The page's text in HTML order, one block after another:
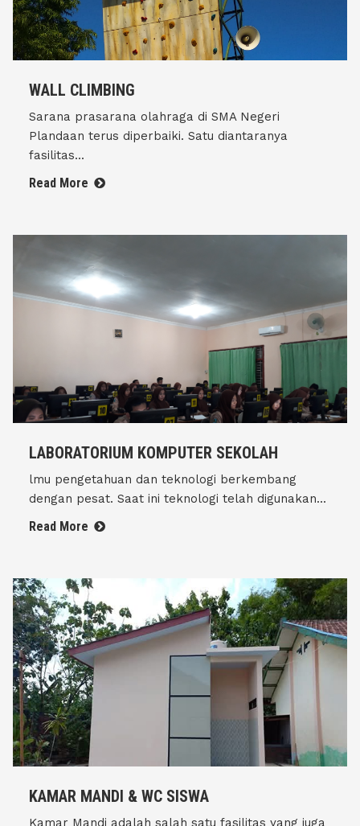
WALL CLIMBING
Sarana prasarana olahraga di SMA Negeri
Plandaan terus diperbaiki. Satu diantaranya
fasilitas...
Read More
LABORATORIUM KOMPUTER SEKOLAH
lmu pengetahuan dan teknologi berkembang
dengan pesat. Saat ini teknologi telah digunakan...
Read More
KAMAR MANDI & WC SISWA
Kamar Mandi adalah salah satu fasilitas yang juga